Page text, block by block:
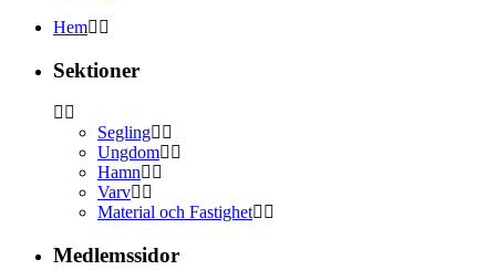
Hem
Sektioner
Segling
Ungdom
Hamn
Varv
Material och Fastighet
Medlemssidor